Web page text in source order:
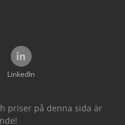
LinkedIn
priser på denna sida är